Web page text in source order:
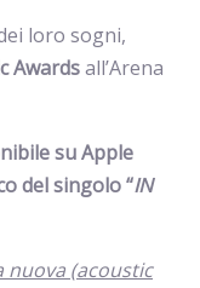
loro sogni,
Awardsall’Arena
su Apple
del singolo “IN
nuova (acoustic